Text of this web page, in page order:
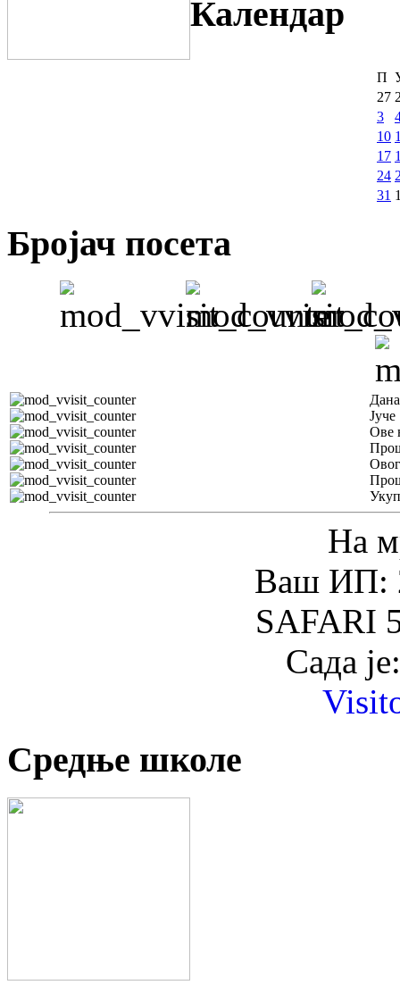
Календар
П
27
3
10
17
24
31
Бројач посета
Јуче
Ове
На
Ваш ИП:
SAFARI
Сада
Средње школе